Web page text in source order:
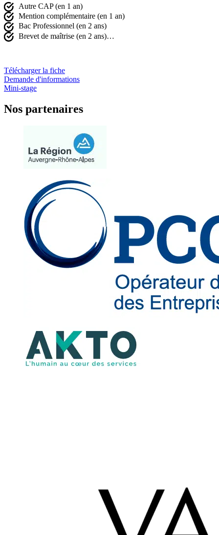
Autre CAP (en 1 an)
Mention complémentaire (en 1 an)
Bac Professionnel (en 2 ans)
Brevet de maîtrise (en 2 ans)…
Télécharger la fiche
Demande d'informations
Mini-stage
Nos partenaires